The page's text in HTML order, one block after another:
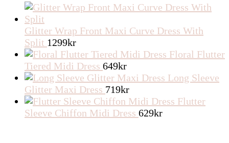
Glitter Wrap Front Maxi Curve Dress With
Split 1299kr
Floral Flutter
Tiered Midi Dress 649kr
Long Sleeve
Glitter Maxi Dress 719kr
Flutter
Sleeve Chiffon Midi Dress 629kr